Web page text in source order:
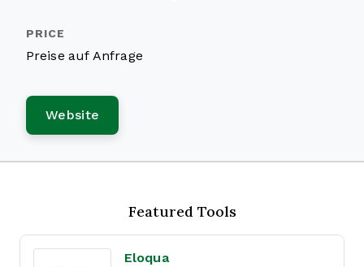
Preise auf Anfrage
Website
Featured Tools
Eloqua